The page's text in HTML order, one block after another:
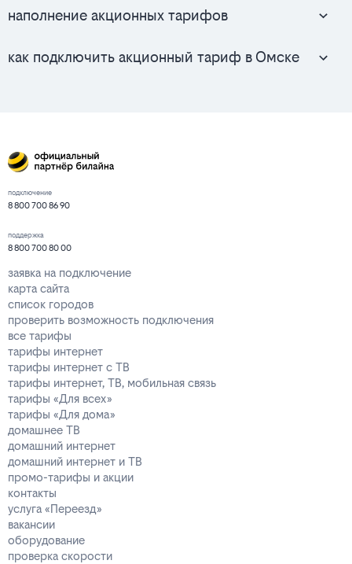
наполнение акционных тарифов
как подключить акционный тариф в Омске
подключение
8 800 700 86 90
поддержка
8 800 700 80 00
заявка на подключение
карта сайта
список городов
проверить возможность подключения
все тарифы
тарифы интернет
тарифы интернет с ТВ
тарифы интернет, ТВ, мобильная связь
тарифы «Для всех»
тарифы «Для дома»
домашнее ТВ
домашний интернет
домашний интернет и ТВ
промо-тарифы и акции
контакты
услуга «Переезд»
вакансии
оборудование
проверка скорости